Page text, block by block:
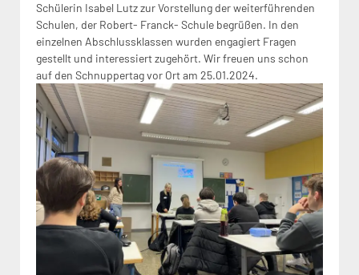
Schülerin Isabel Lutz zur Vorstellung der weiterführenden
Schulen, der Robert- Franck- Schule begrüßen. In den
einzelnen Abschlussklassen wurden engagiert Fragen
gestellt und interessiert zugehört. Wir freuen uns schon
auf den Schnuppertag vor Ort am 25.01.2024.